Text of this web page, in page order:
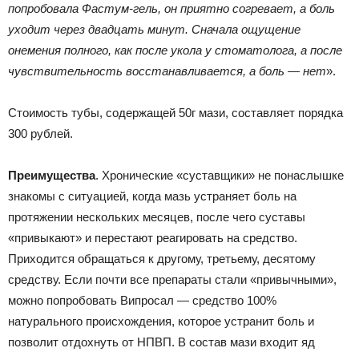
попробовала Фастум-гель, он приятно согревает, а боль
уходит через двадцать минут. Сначала ощущение
онемения полного, как после укола у стоматолога, а после
чувствительность восстанавливается, а боль — нет».
Стоимость тубы, содержащей 50г мази, составляет порядка
300 рублей.
Преимущества. Хронические «суставщики» не понаслышке
знакомы с ситуацией, когда мазь устраняет боль на
протяжении нескольких месяцев, после чего суставы
«привыкают» и перестают реагировать на средство.
Приходится обращаться к другому, третьему, десятому
средству. Если почти все препараты стали «привычными»,
можно попробовать Випросал — средство 100%
натурального происхождения, которое устранит боль и
позволит отдохнуть от НПВП. В состав мази входит яд